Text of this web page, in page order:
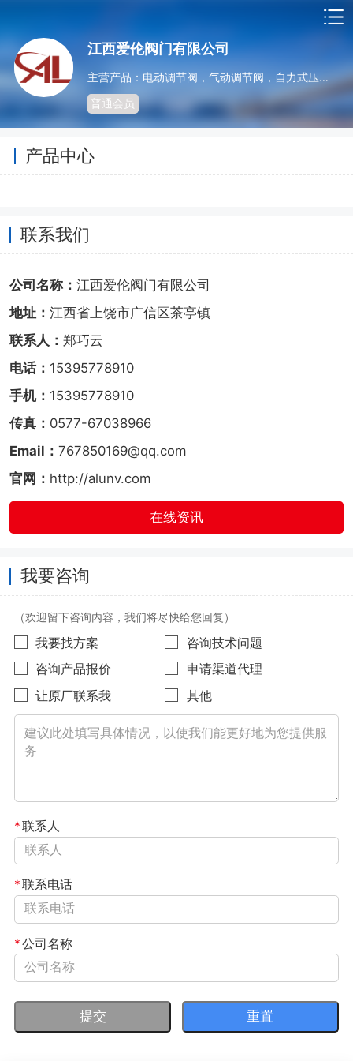
江西爱伦阀门有限公司
主营产品：电动调节阀，气动调节阀，自力式压力调节阀，温控阀，电动蝶阀，气动球阀，电动切断阀
普通会员
产品中心
联系我们
公司名称： 江西爱伦阀门有限公司
地址： 江西省上饶市广信区茶亭镇
联系人： 郑巧云
电话： 15395778910
手机： 15395778910
传真： 0577-67038966
Email： 767850169@qq.com
官网： http://alunv.com
在线资讯
我要咨询
（欢迎留下咨询内容，我们将尽快给您回复）
我要找方案
咨询技术问题
咨询产品报价
申请渠道代理
让原厂联系我
其他
*联系人
*联系电话
*公司名称